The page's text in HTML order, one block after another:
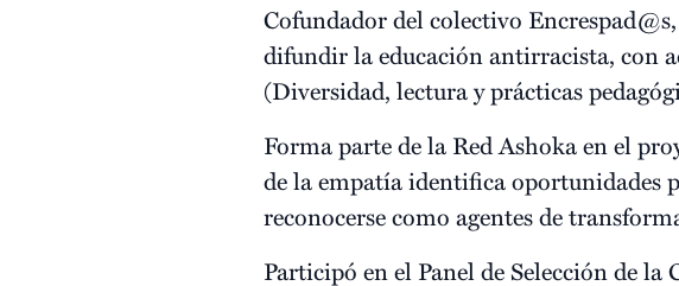
Cofundador del colectivo
difundir la educación antirracista, con
(Diversidad, lectura y prácticas
Forma parte de la Red Ashoka en el
de la empatía identifica oportunidades
reconocerse como agentes de
Participó en el Panel de Selección de